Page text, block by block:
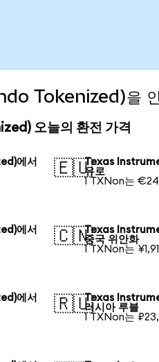
Tokenized)을 인
오늘의 환전 가격
에서
🇪🇺Texas
유로
1 TXNon는
에서
🇨🇳Texas
중국 위안화
1 TXNon는
에서
🇷🇺Texas
러시아 루블
1 TXNon는